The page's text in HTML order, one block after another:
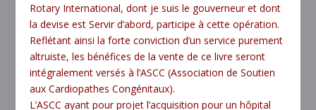
Rotary International, dont je suis le gouverneur et dont
la devise est Servir d’abord, participe à cette opération.
Reflétant ainsi la forte conviction d’un service purement
altruiste, les bénéfices de la vente de ce livre seront
intégralement versés à l’ASCC (Association de Soutien
aux Cardiopathes Congénitaux).
L’ASCC ayant pour projet l’acquisition pour un hôpital